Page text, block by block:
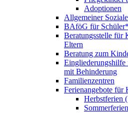
Adoptionen
Allgemeiner
BAföG für
Beratungsstelle für
Eltern
Beratung zum
mit Behinderung
Familienzentren
Ferienangebote für
Herbstferien